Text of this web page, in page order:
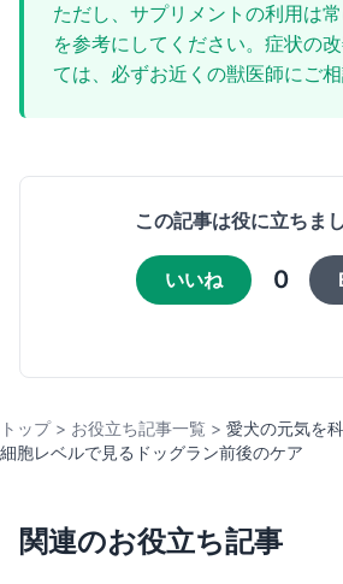
ただし、サプリメントの利用は
を参考にしてください。症状の
ては、必ずお近くの獣医師にご相
この記事は役に立ちま
いいね 0
トップ > お役立ち記事一覧 > 愛犬の元気を
細胞レベルで見るドッグラン前後のケア
関連のお役立ち記事